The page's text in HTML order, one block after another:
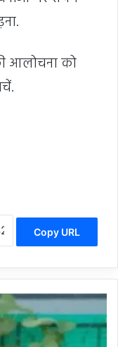
आलोचना को
Copy URL